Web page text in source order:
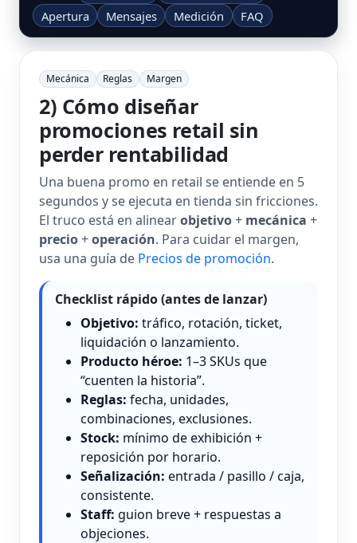
Apertura
Mensajes Medición FAQ
Mecánica Reglas Margen
2) Cómo diseñar
promociones retail sin
perder rentabilidad
Una buena promo en retail se entiende en 5
segundos y se ejecuta en tienda sin fricciones.
El truco está en alinearobjetivo+ mecánica +
precio+operación. Para cuidar el margen,
usa una guía de Precios de promoción.
Checklist rápido (antes de lanzar)
Objetivo: tráfico, rotación, ticket,
liquidación o lanzamiento.
Producto héroe: 1–3 SKUs que
“cuenten la historia”.
Reglas: fecha, unidades,
combinaciones, exclusiones.
Stock: mínimo de exhibición +
reposición por horario.
Señalización: entrada / pasillo / caja,
consistente.
Staff: guion breve + respuestas a
objeciones.